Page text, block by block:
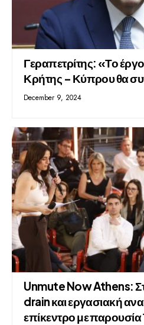
Γεραπετρίτης: «Το
Κρήτης – Κύπρου θα
December 9, 2024
Unmute Now Athens:
drain και εργασιακή
επίκεντρο με